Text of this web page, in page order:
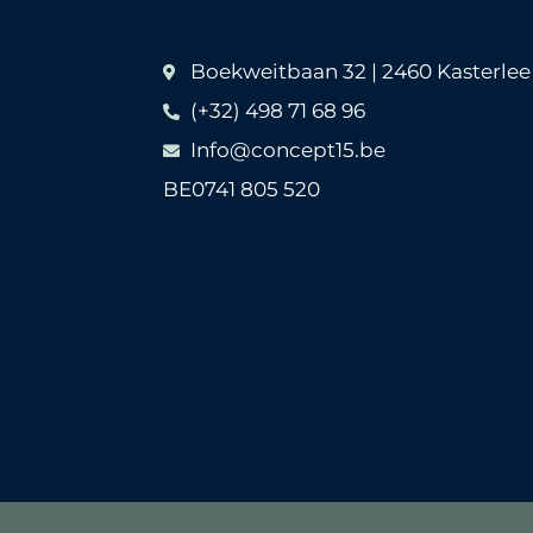
Boekweitbaan 32 | 2460 Kasterlee
(+32) 498 71 68 96
Info@concept15.be
BE0741 805 520